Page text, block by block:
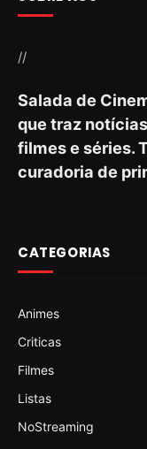
//
Salada de
que traz
filmes e séries.
curadoria de
CATEGORIAS
Animes
Criticas
Filmes
Listas
NoStreaming